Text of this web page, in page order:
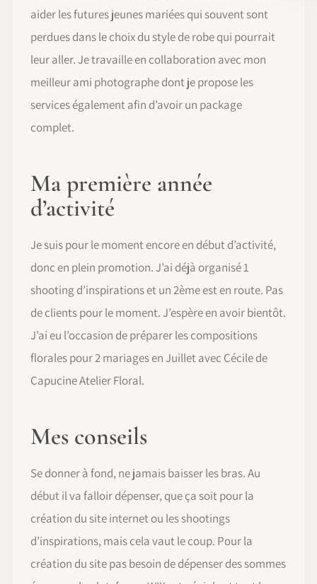
aider les futures jeunes mariées qui souvent sont
perdues dans le choix du style de robe qui pourrait
leur aller. Je travaille en collaboration avec mon
meilleur ami photographe dont je propose les
services également afin d’avoir un package
complet.
Ma première année
d’activité
Je suis pour le moment encore en début d’activité,
donc en plein promotion. J’ai déjà organisé 1
shooting d’inspirations et un 2ème est en route. Pas
de clients pour le moment. J’espère en avoir bientôt.
J’ai eu l’occasion de préparer les compositions
florales pour 2 mariages en Juillet avec Cécile de
Capucine Atelier Floral.
Mes conseils
Se donner à fond, ne jamais baisser les bras. Au
début il va falloir dépenser, que ça soit pour la
création du site internet ou les shootings
d’inspirations, mais cela vaut le coup. Pour la
création du site pas besoin de dépenser des sommes